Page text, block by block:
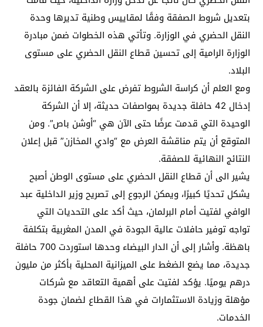
بتعديل شروط الصفقة وفقًا لمقاييس وطنية تديرها وحدة
النقل الحضري في الوزارة. وتأتي هذه الخطوات ضمن مبادرة
الوزارة الرامية إلى تحسين قطاع النقل الحضري على مستوى
البلاد.
ومع العلم أن كراسة الشروط تفرض على الشركة الفائزة بالعقد
إدخال 42 حافلة جديدة بمواصفات حديثة، إلا أن الشركة
الوحيدة التي قدمت عرضًا حتى الآن هي “أوشن باص”. ومن
المتوقع أن يتم مناقشة العرض مع “وادي المخازن” قبل إعلان
النتائج النهائية للصفقة.
يشير الى أن قطاع النقل الحضري على مستوى الوطن أصبح
يشكل تحديًا كبيرًا، ويمكن الرجوع إلى تصريح وزير الداخلية عبد
الوافي لفتيت أمام البرلمان، حيث أكد على التحديات التي
تواجه توفير حافلات عالية الجودة في المدن المغربية بتكلفة
باهظة. وأشار إلى أن الدار البيضاء وحدها استوردت 700 حافلة
جديدة، مما يضع الضغط على الميزانية المحلية بأكثر من مليون
درهم يوميًا. يؤكد لفتيت على أهمية التعاقد مع شركات
مؤهلة وزيادة الاستثمارات في هذا القطاع لضمان جودة
الخدمات.